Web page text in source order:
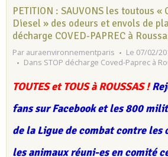
PETITION : SAUVONS les toutous
Diesel » des odeurs et envols de
décharge COVED-PAPREC à
Par auraenvironnementparis
Le 07/02/
Dans STOP décharge Coved-Paprec à
TOUTES et TOUS à ROUSSAS !
fans sur Facebook et les 800
de la Ligue de combat contre les
les animaux réuni-es en comité